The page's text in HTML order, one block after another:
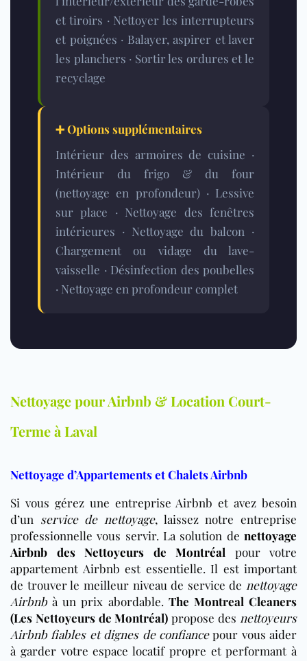
et tiroirs · Nettoyer les interrupteurs
et poignées · Balayer, aspirer et laver
les planchers · Sortir les ordures et le
recyclage
➕ Options supplémentaires
Intérieur des armoires de cuisine ·
Intérieur du frigo & du four
(nettoyage en profondeur) · Lessive
sur place · Nettoyage des fenêtres
intérieures · Nettoyage du balcon ·
Chargement ou vidage du lave-
vaisselle · Désinfection des poubelles
· Nettoyage en profondeur complet
Nettoyage pour Airbnb & Location Court-
Terme à Laval
Nettoyage d’Appartements et Chalets Airbnb
Si vous gérez une entreprise Airbnb et avez besoin
d’un service de nettoyage, laissez notre entreprise
professionnelle vous servir. La solution de nettoyage
Airbnb des Nettoyeurs de Montréal pour votre
appartement Airbnb est essentielle. Il est important
de trouver le meilleur niveau de service de nettoyage
Airbnbà un prix abordable. The Montreal Cleaners
(Les Nettoyeurs de Montréal) propose des nettoyeurs
Airbnb fiables et dignes de confiancepour vous aider
à garder votre espace locatif propre et performant à